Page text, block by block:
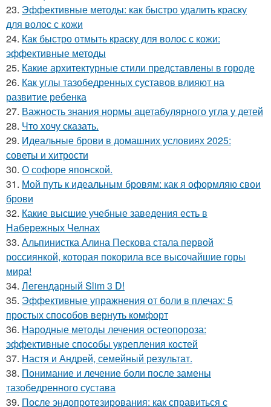
23. Эффективные методы: как быстро удалить краску
для волос с кожи
24. Как быстро отмыть краску для волос с кожи:
эффективные методы
25. Какие архитектурные стили представлены в городе
26. Как углы тазобедренных суставов влияют на
развитие ребенка
27. Важность знания нормы ацетабулярного угла у детей
28. Что хочу сказать.
29. Идеальные брови в домашних условиях 2025:
советы и хитрости
30. О софоре японской.
31. Мой путь к идеальным бровям: как я оформляю свои
брови
32. Какие высшие учебные заведения есть в
Набережных Челнах
33. Альпинистка Алина Пескова стала первой
россиянкой, которая покорила все высочайшие горы
мира!
34. Легендарный Slim 3 D!
35. Эффективные упражнения от боли в плечах: 5
простых способов вернуть комфорт
36. Народные методы лечения остеопороза:
эффективные способы укрепления костей
37. Настя и Андрей, семейный результат.
38. Понимание и лечение боли после замены
тазобедренного сустава
39. После эндопротезирования: как справиться с